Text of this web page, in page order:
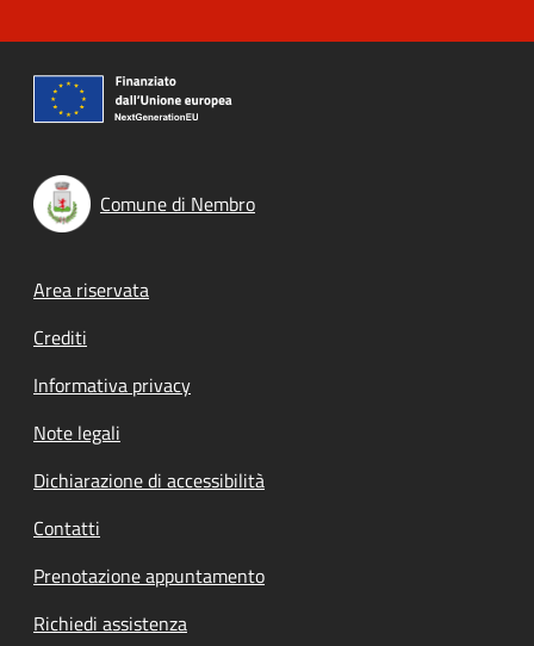
Comune di Nembro
Footer menu
Area riservata
Crediti
Informativa privacy
Note legali
Dichiarazione di accessibilità
Contatti
Prenotazione appuntamento
Richiedi assistenza